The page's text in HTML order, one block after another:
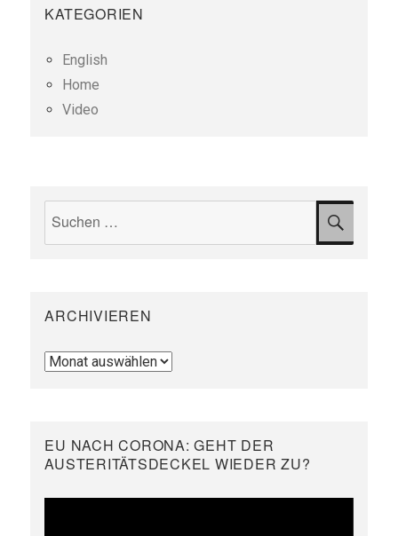
KATEGORIEN
English
Home
Video
ARCHIVIEREN
Archivieren
EU NACH CORONA: GEHT DER
AUSTERITÄTSDECKEL WIEDER ZU?